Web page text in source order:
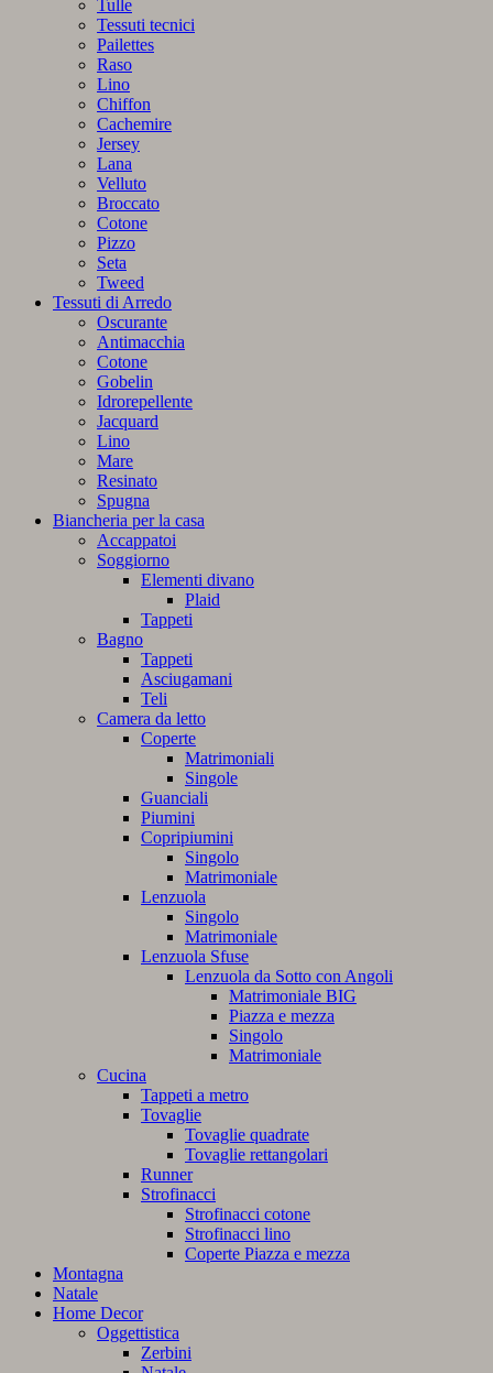
Tulle
Tessuti tecnici
Pailettes
Raso
Lino
Chiffon
Cachemire
Jersey
Lana
Velluto
Broccato
Cotone
Pizzo
Seta
Tweed
Tessuti di Arredo
Oscurante
Antimacchia
Cotone
Gobelin
Idrorepellente
Jacquard
Lino
Mare
Resinato
Spugna
Biancheria per la casa
Accappatoi
Soggiorno
Elementi divano
Plaid
Tappeti
Bagno
Tappeti
Asciugamani
Teli
Camera da letto
Coperte
Matrimoniali
Singole
Guanciali
Piumini
Copripiumini
Singolo
Matrimoniale
Lenzuola
Singolo
Matrimoniale
Lenzuola Sfuse
Lenzuola da Sotto con Angoli
Matrimoniale BIG
Piazza e mezza
Singolo
Matrimoniale
Cucina
Tappeti a metro
Tovaglie
Tovaglie quadrate
Tovaglie rettangolari
Runner
Strofinacci
Strofinacci cotone
Strofinacci lino
Coperte Piazza e mezza
Montagna
Natale
Home Decor
Oggettistica
Zerbini